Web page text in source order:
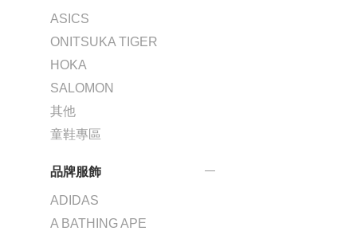
ASICS
ONITSUKA TIGER
HOKA
SALOMON
其他
童鞋專區
品牌服飾
ADIDAS
A BATHING APE